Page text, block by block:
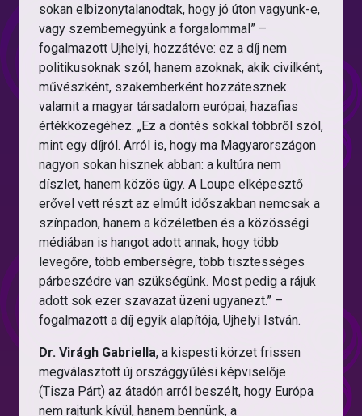
sokan elbizonytalanodtak, hogy jó úton vagyunk-e,
vagy szembemegyünk a forgalommal” –
fogalmazott Ujhelyi, hozzátéve: ez a díj nem
politikusoknak szól, hanem azoknak, akik civilként,
művészként, szakemberként hozzátesznek
valamit a magyar társadalom európai, hazafias
értékközegéhez. „Ez a döntés sokkal többről szól,
mint egy díjról. Arról is, hogy ma Magyarországon
nagyon sokan hisznek abban: a kultúra nem
díszlet, hanem közös ügy. A Loupe elképesztő
erővel vett részt az elmúlt időszakban nemcsak a
színpadon, hanem a közéletben és a közösségi
médiában is hangot adott annak, hogy több
levegőre, több emberségre, több tisztességes
párbeszédre van szükségünk. Most pedig a rájuk
adott sok ezer szavazat üzeni ugyanezt.” –
fogalmazott a díj egyik alapítója, Ujhelyi István.
Dr. Virágh Gabriella, a kispesti körzet frissen
megválasztott új országgyűlési képviselője
(Tisza Párt) az átadón arról beszélt, hogy Európa
nem rajtunk kívül, hanem bennünk, a